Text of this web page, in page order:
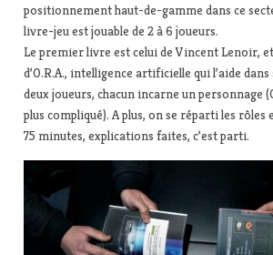
positionnement haut-de-gamme dans ce
livre-jeu est jouable de 2 à 6 joueurs.
Le premier livre est celui de Vincent Lenoir,
d’O.R.A., intelligence artificielle qui l’aide
deux joueurs, chacun incarne un personnage
plus compliqué). A plus, on se réparti les rôles
75 minutes, explications faites, c’est parti.